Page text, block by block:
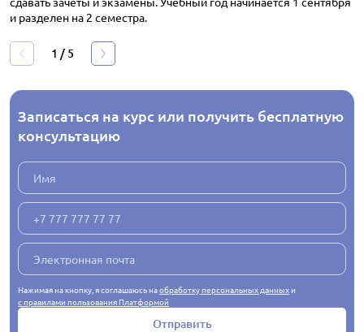
и разделен на 2 семестра.
1 / 5
Записаться на курс или получить бесплатную
консультацию
Отправить
Нажимая на кнопку, я соглашаюсь наобработку персональных данныхи
с правилами пользования Платформой